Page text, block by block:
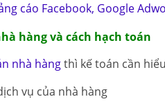
cáo Facebook, Google
hàng và cách hạch toán
nhà hàngthì kế toán cần
vụ của nhà hàng